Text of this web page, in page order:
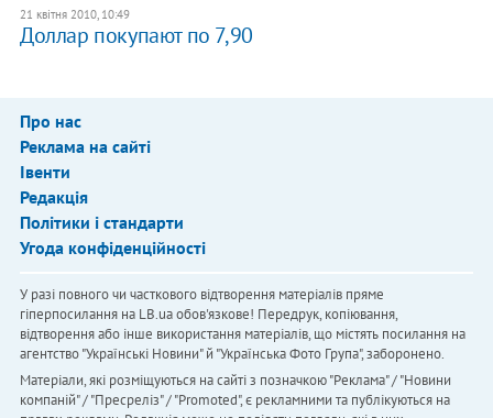
21 квітня 2010, 10:49
Доллар покупают по 7,90
Про нас
Реклама на сайті
Івенти
Редакція
Політики і стандарти
Угода конфіденційності
У разі повного чи часткового відтворення матеріалів пряме
гіперпосилання на LB.ua обов'язкове! Передрук, копіювання,
відтворення або інше використання матеріалів, що містять посилання на
агентство "Українськi Новини" й "Українська Фото Група", заборонено.
Матеріали, які розміщуються на сайті з позначкою "Реклама" / "Новини
компаній" / "Пресреліз" / "Promoted", є рекламними та публікуються на